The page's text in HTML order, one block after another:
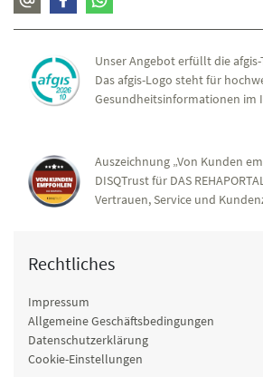
Unser Angebot erfüllt die
Das afgis-Logo steht für
Gesundheitsinformationen im
Auszeichnung „Von Kunden
DISQTrust für DAS
Vertrauen, Service und
Rechtliches
Impressum
Allgemeine Geschäftsbedingungen
Datenschutzerklärung
Cookie-Einstellungen